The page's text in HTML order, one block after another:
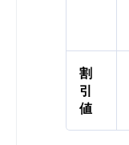
割
引
値